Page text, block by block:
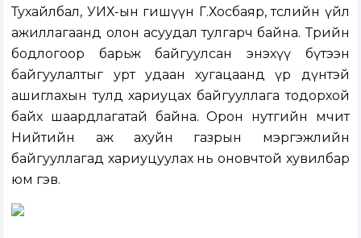
Тухайлбал, УИХ-ын гишүүн Г.Хосбаяр, төслийн үйл
ажиллагаанд олон асуудал тулгарч байна. Төрийн
бодлогоор барьж байгуулсан энэхүү бүтээн
байгуулалтыг урт удаан хугацаанд үр дүнтэй
ашиглахын тулд хариуцах байгууллага тодорхой
байх шаардлагатай байна. Орон нутгийн өмчит
Нийтийн аж ахуйн газрын мэргэжлийн
байгууллагад хариуцуулах нь оновчтой хувилбар
юм гэв.